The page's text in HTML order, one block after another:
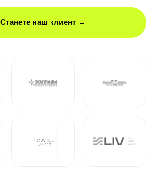
Станете наш клиент →